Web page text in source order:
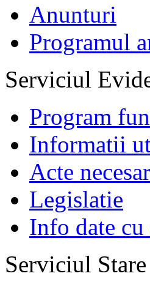
Anunturi
Programul
Serviciul
Program
Informatii
Acte
Legislatie
Info date cu
Serviciul